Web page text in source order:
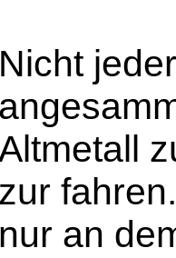
Nicht
zur
nur an